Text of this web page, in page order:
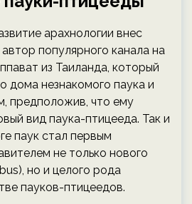
арахнологии внес
популярного канала на
из Таиланда, который
дома незнакомого паука и
предположив, что ему
вид паука-птицееда. Так и
паук стал первым
не только нового
но и целого рода
пауков-птицеедов.